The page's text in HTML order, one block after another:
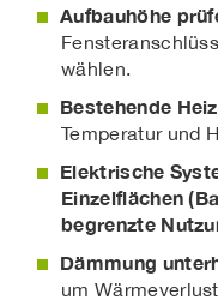
Aufbauhöhe
wählen.
Bestehende
Temperatur und
Elektrische
Einzelflächen
begrenzte
Dämmung
um